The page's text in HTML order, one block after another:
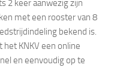
2 keer aanwezig zijn
met een rooster van 8
bekend is.
KNKV een online
en eenvoudig op te